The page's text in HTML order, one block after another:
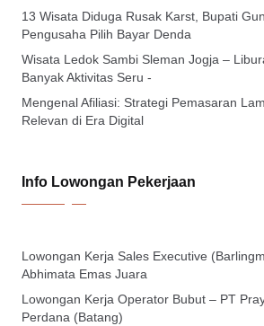
13 Wisata Diduga Rusak Karst, Bupati
Pengusaha Pilih Bayar Denda
Wisata Ledok Sambi Sleman Jogja –
Banyak Aktivitas Seru -
Mengenal Afiliasi: Strategi Pemasaran
Relevan di Era Digital
Info Lowongan Pekerjaan
Lowongan Kerja Sales Executive
Abhimata Emas Juara
Lowongan Kerja Operator Bubut – PT
Perdana (Batang)